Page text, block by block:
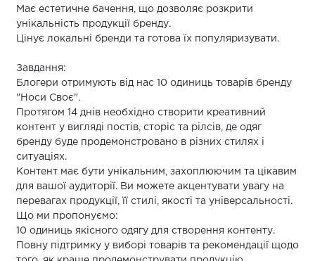
Має естетичне бачення, що дозволяє розкрити
унікальність продукції бренду.
Цінує локальні бренди та готова їх популяризувати.
Завдання:
Блогери отримують від нас 10 одиниць товарів бренду
"Носи Своє".
Протягом 14 днів необхідно створити креативний
контент у вигляді постів, сторіс та рілсів, де одяг
бренду буде продемонстровано в різних стилях і
ситуаціях.
Контент має бути унікальним, захоплюючим та цікавим
для вашої аудиторії. Ви можете акцентувати увагу на
перевагах продукції, її стилі, якості та універсальності.
Що ми пропонуємо:
10 одиниць якісного одягу для створення контенту.
Повну підтримку у виборі товарів та рекомендації щодо